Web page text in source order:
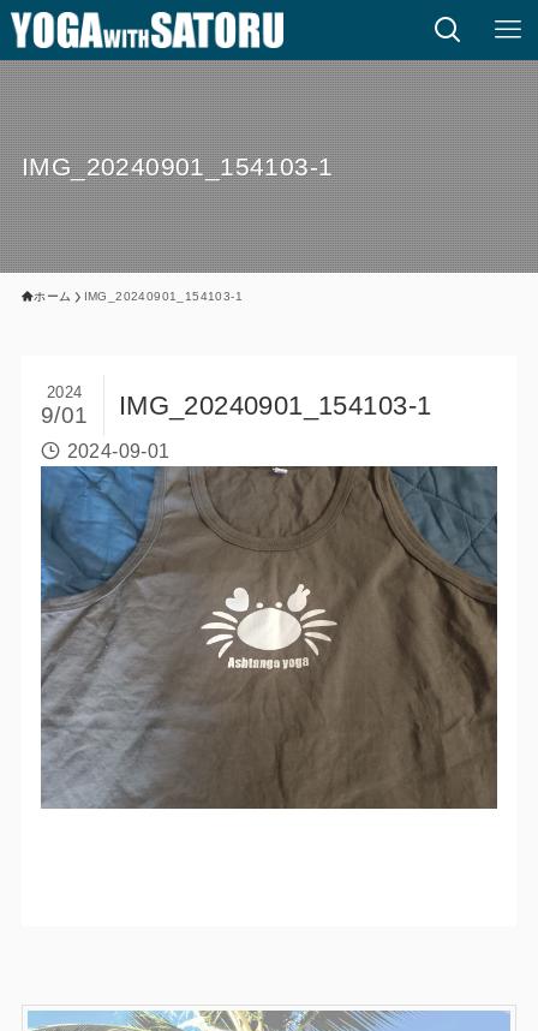
IMG_20240901_154103-1
ホーム IMG_20240901_154103-1
IMG_20240901_154103-1
2024
9/01
2024-09-01